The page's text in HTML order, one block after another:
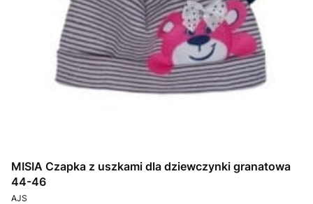
MISIA Czapka z uszkami dla dziewczynki granatowa
44-46
PRODUCENT
AJS